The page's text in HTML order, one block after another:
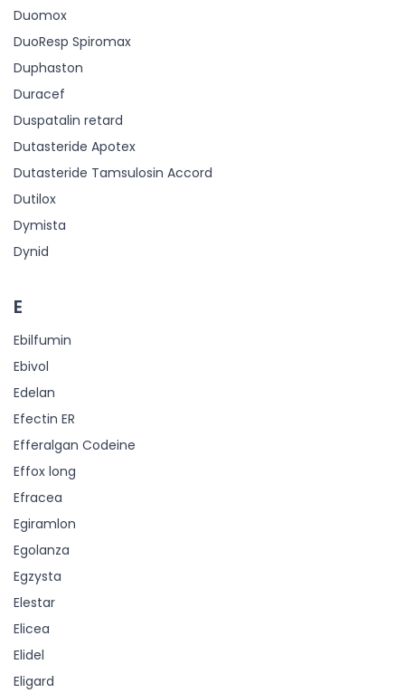
Duomox
DuoResp Spiromax
Duphaston
Duracef
Duspatalin retard
Dutasteride Apotex
Dutasteride Tamsulosin Accord
Dutilox
Dymista
Dynid
E
Ebilfumin
Ebivol
Edelan
Efectin ER
Efferalgan Codeine
Effox long
Efracea
Egiramlon
Egolanza
Egzysta
Elestar
Elicea
Elidel
Eligard